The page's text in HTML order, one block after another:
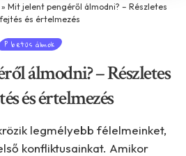
Mit jelent pengéről álmodni? – Részletes
és értelmezés
P betűs álmok
álmodni? – Részletes
és értelmezés
legmélyebb félelmeinket,
konfliktusainkat. Amikor